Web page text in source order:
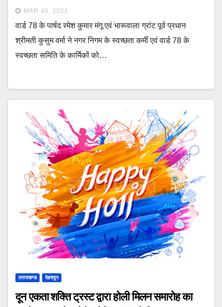
MAR 30, 2021
वार्ड 78 के पार्षद रमेश कुमार मंगू एवं भारूवाला ग्रांट पूर्व प्रधान
श्रीमती कुसुम वर्मा ने नगर निगम के स्वच्छता कर्मी एवं वार्ड 78 के
स्वच्छता समिति के कार्मिकों को…
उत्तराखण्ड देहरादून
दून एकता शक्ति ट्रस्ट द्वारा होली मिलन समारोह का